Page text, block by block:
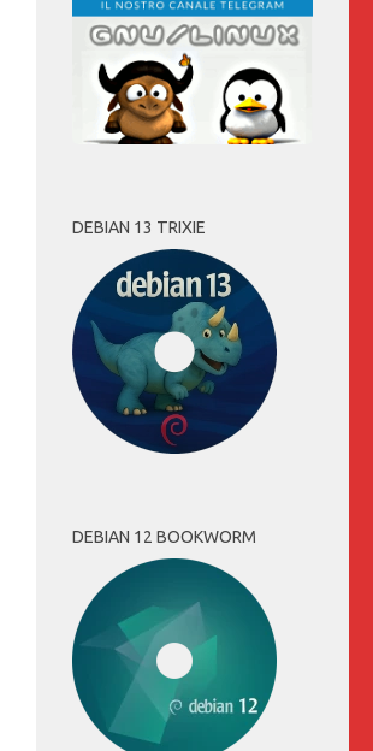
DEBIAN 13 TRIXIE
DEBIAN 12 BOOKWORM